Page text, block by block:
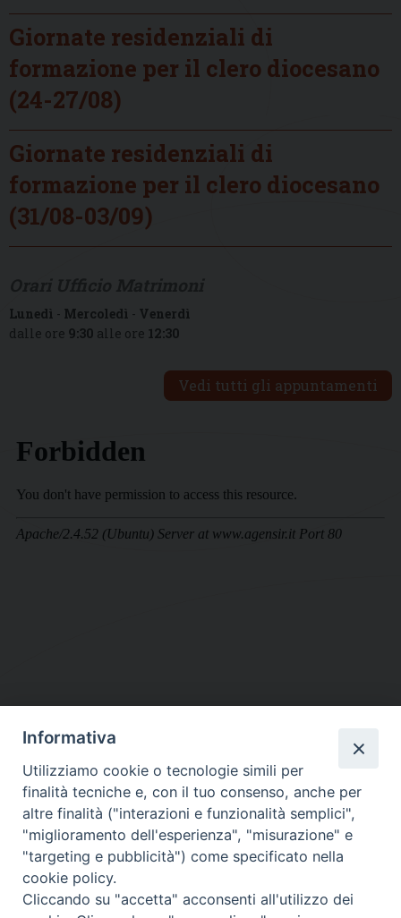
Giornate residenziali di
formazione per il clero diocesano
(24-27/08)
Giornate residenziali di
formazione per il clero diocesano
(31/08-03/09)
Lunedì - Mercoledì - Venerdì
dalle ore 9:30 alle ore 12:30
Vedi tutti gli appuntamenti
DIOCESI SUBURBICARIA DI ALBANO
Contatti:Tel.: 06.93268401 - Fax.: 06.9323844
E-mail:curia@diocesidialbano.it
Orari: dal Lunedì al Venerdì Ore: 9:00 - 13:00
Lunedì, Mercoledì e Venerdì, Ore 9:30 - 12:30
Informativa
Utilizziamo cookie o tecnologie simili per
finalità tecniche e, con il tuo consenso, anche per
altre finalità ("interazioni e funzionalità semplici",
"miglioramento dell'esperienza", "misurazione" e
"targeting e pubblicità") come specificato nella
cookie policy.
Cliccando su "accetta" acconsenti all'utilizzo dei